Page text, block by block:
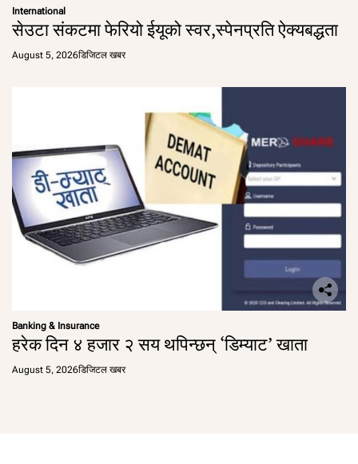
International
सेउटा संकटमा फेरियो ईयूको स्वर,स्पेनप्रति ऐक्यबद्धता
August 5, 2026डिजिटल खबर
Banking & Insurance
हरेक दिन ४ हजार २ सय थपिन्छन् ‘डिम्याट’ खाता
August 5, 2026डिजिटल खबर